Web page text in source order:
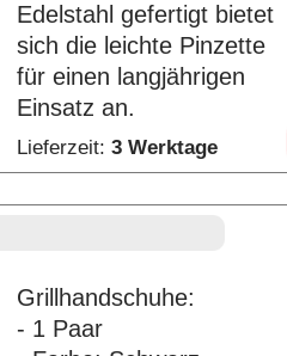
Edelstahl gefertigt bietet
sich die leichte Pinzette
für einen langjährigen
Einsatz an.
Lieferzeit: 3 Werktage
Grillhandschuhe:
- 1 Paar